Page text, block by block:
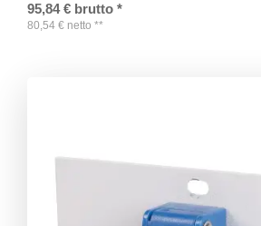
95,84 € brutto *
80,54 € netto **